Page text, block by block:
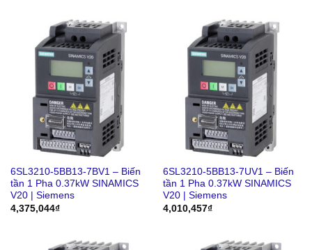
6SL3210-5BB13-7BV1 – Biến
tần 1 Pha 0.37kW SINAMICS
V20 | Siemens
4,375,044₫
6SL3210-5BB13-7UV1 – Biến
tần 1 Pha 0.37kW SINAMICS
V20 | Siemens
4,010,457₫